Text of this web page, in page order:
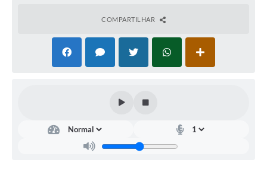
COMPARTILHAR